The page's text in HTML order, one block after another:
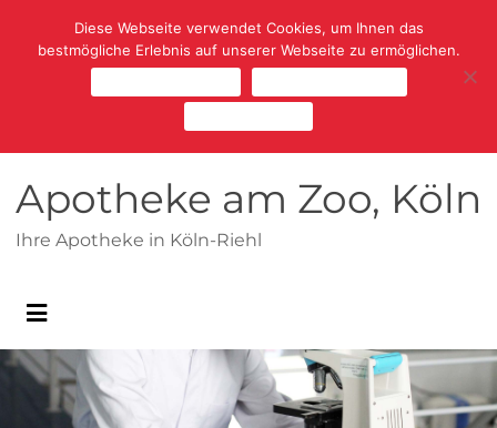
Apotheke am Zoo, Köln
Ihre Apotheke in Köln-Riehl
Diese Webseite verwendet Cookies, um Ihnen das
bestmögliche Erlebnis auf unserer Webseite zu ermöglichen.